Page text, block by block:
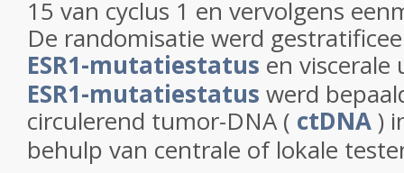
15 van cyclus 1 en vervolgens
De randomisatie werd
ESR1-mutatiestatus en viscerale
ESR1-mutatiestatus werd
circulerend tumor-DNA ( ctDNA)
behulp van centrale of lokale